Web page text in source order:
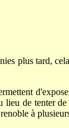
plus tard,
lieu de tenter
à